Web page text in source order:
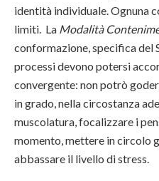
identità individuale. Ognuna
limiti. La Modalità
conformazione, specifica del
processi devono potersi
convergente: non potrò
in grado, nella circostanza
muscolatura, focalizzare i
momento, mettere in circolo
abbassare il livello di stress.